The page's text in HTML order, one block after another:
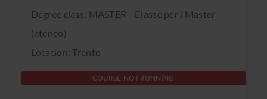
Degree class: MASTER - Classe per i Master
(ateneo)
Location: Trento
COURSE NOT RUNNING